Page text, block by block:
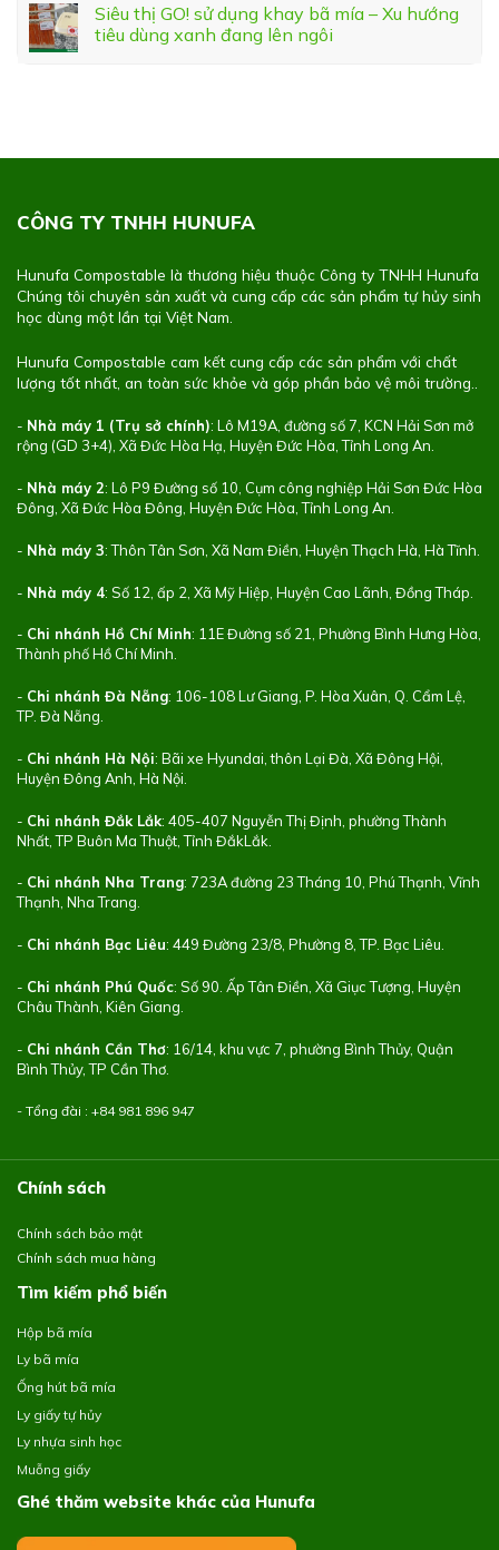
Siêu thị GO! sử dụng khay bã mía – Xu hướng
tiêu dùng xanh đang lên ngôi
CÔNG TY TNHH HUNUFA
Hunufa Compostable là thương hiệu thuộc Công ty TNHH Hunufa
Chúng tôi chuyên sản xuất và cung cấp các sản phẩm tự hủy sinh
học dùng một lần tại Việt Nam.
Hunufa Compostable cam kết cung cấp các sản phẩm với chất
lượng tốt nhất, an toàn sức khỏe và góp phần bảo vệ môi trường..
- Nhà máy 1 (Trụ sở chính): Lô M19A, đường số 7, KCN Hải Sơn mở
rộng (GD 3+4), Xã Đức Hòa Hạ, Huyện Đức Hòa, Tỉnh Long An.
- Nhà máy 2: Lô P9 Đường số 10, Cụm công nghiệp Hải Sơn Đức Hòa
Đông, Xã Đức Hòa Đông, Huyện Đức Hòa, Tỉnh Long An.
- Nhà máy 3: Thôn Tân Sơn, Xã Nam Điền, Huyện Thạch Hà, Hà Tĩnh.
- Nhà máy 4: Số 12, ấp 2, Xã Mỹ Hiệp, Huyện Cao Lãnh, Đồng Tháp.
- Chi nhánh Hồ Chí Minh: 11E Đường số 21, Phường Bình Hưng Hòa,
Thành phố Hồ Chí Minh.
- Chi nhánh Đà Nẵng: 106-108 Lư Giang, P. Hòa Xuân, Q. Cẩm Lệ,
TP. Đà Nẵng.
- Chi nhánh Hà Nội: Bãi xe Hyundai, thôn Lại Đà, Xã Đông Hội,
Huyện Đông Anh, Hà Nội.
- Chi nhánh Đắk Lắk: 405-407 Nguyễn Thị Định, phường Thành
Nhất, TP Buôn Ma Thuột, Tỉnh ĐắkLắk.
- Chi nhánh Nha Trang: 723A đường 23 Tháng 10, Phú Thạnh, Vĩnh
Thạnh, Nha Trang.
- Chi nhánh Bạc Liêu: 449 Đường 23/8, Phường 8, TP. Bạc Liêu.
- Chi nhánh Phú Quốc: Số 90. Ấp Tân Điền, Xã Giục Tượng, Huyện
Châu Thành, Kiên Giang.
- Chi nhánh Cần Thơ: 16/14, khu vực 7, phường Bình Thủy, Quận
Bình Thủy, TP Cần Thơ.
- Tổng đài : +84 981 896 947
Chính sách
Chính sách bảo mật
Chính sách mua hàng
Tìm kiếm phổ biến
Hộp bã mía
Ly bã mía
Ống hút bã mía
Ly giấy tự hủy
Ly nhựa sinh học
Muỗng giấy
Ghé thăm website khác của Hunufa